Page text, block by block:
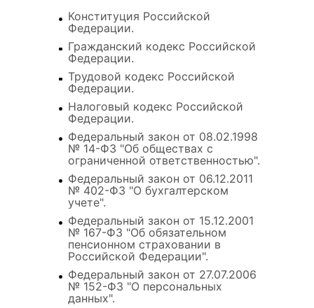
Конституция Российской
Федерации.
Гражданский кодекс Российской
Федерации.
Трудовой кодекс Российской
Федерации.
Налоговый кодекс Российской
Федерации.
Федеральный закон от 08.02.1998
№ 14-ФЗ "Об обществах с
ограниченной ответственностью".
Федеральный закон от 06.12.2011
№ 402-ФЗ "О бухгалтерском
учете".
Федеральный закон от 15.12.2001
№ 167-ФЗ "Об обязательном
пенсионном страховании в
Российской Федерации".
Федеральный закон от 27.07.2006
№ 152-ФЗ "О персональных
данных".